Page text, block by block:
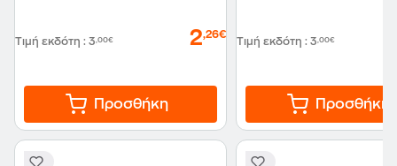
Τιμή εκδότη : 3,00€ 2,26€
Προσθήκη
Τιμή εκδότη : 3,00€
Προσθήκη